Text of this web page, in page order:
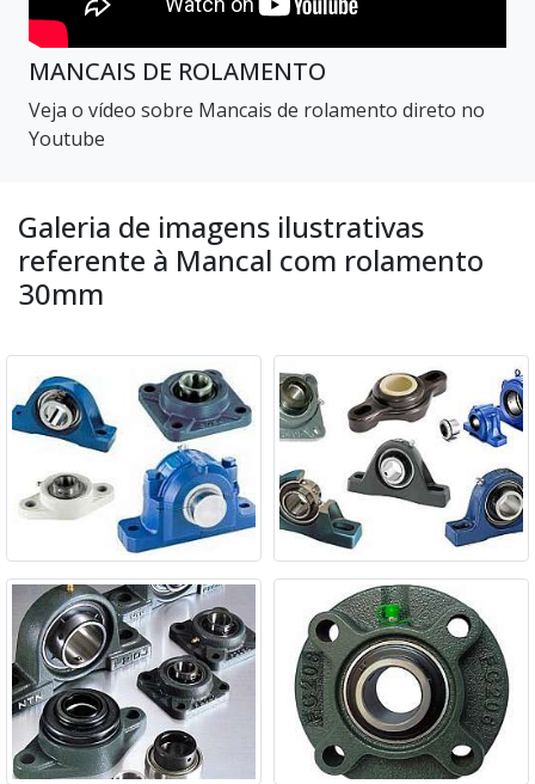
MANCAIS DE ROLAMENTO
Veja o vídeo sobre Mancais de rolamento direto no
Youtube
Galeria de imagens ilustrativas
referente à Mancal com rolamento
30mm